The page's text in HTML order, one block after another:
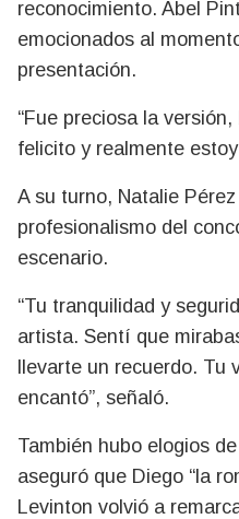
reconocimiento. Abel
emocionados al
presentación.
“Fue preciosa la
felicito y realmente
A su turno, Natalie Pérez
profesionalismo del
escenario.
“Tu tranquilidad y
artista. Sentí que
llevarte un recuerdo. Tu
encantó”, señaló.
También hubo elogios de
aseguró que Diego “la
Levinton volvió a